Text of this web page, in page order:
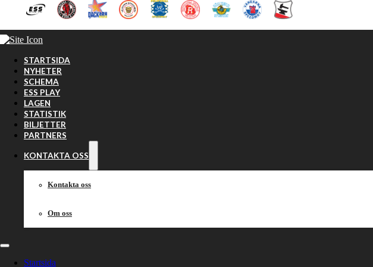
Hoppa till huvudinnehåll Hoppa till sidfot
STARTSIDA
NYHETER
SCHEMA
ESS PLAY
LAGEN
STATISTIK
BILJETTER
PARTNERS
KONTAKTA OSS
Kontakta oss
Om oss
Startsida